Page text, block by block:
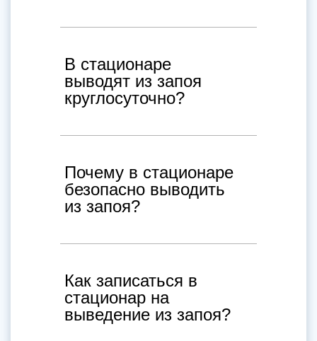
В стационаре
выводят из запоя
круглосуточно?
Почему в стационаре
безопасно выводить
из запоя?
Как записаться в
стационар на
выведение из запоя?